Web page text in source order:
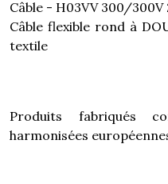
Câble - H03VV 300/300V
Câble flexible rond à
textile
Produits fabriqués
harmonisées